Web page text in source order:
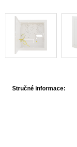
Stručné informace: